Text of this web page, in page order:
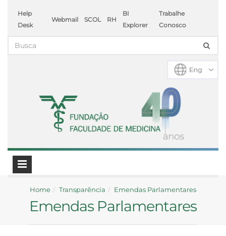
Help
Desk
Webmail SCOL RH
BI
Explorer
Trabalhe
Conosco
Home Transparência Emendas Parlamentares
Emendas Parlamentares